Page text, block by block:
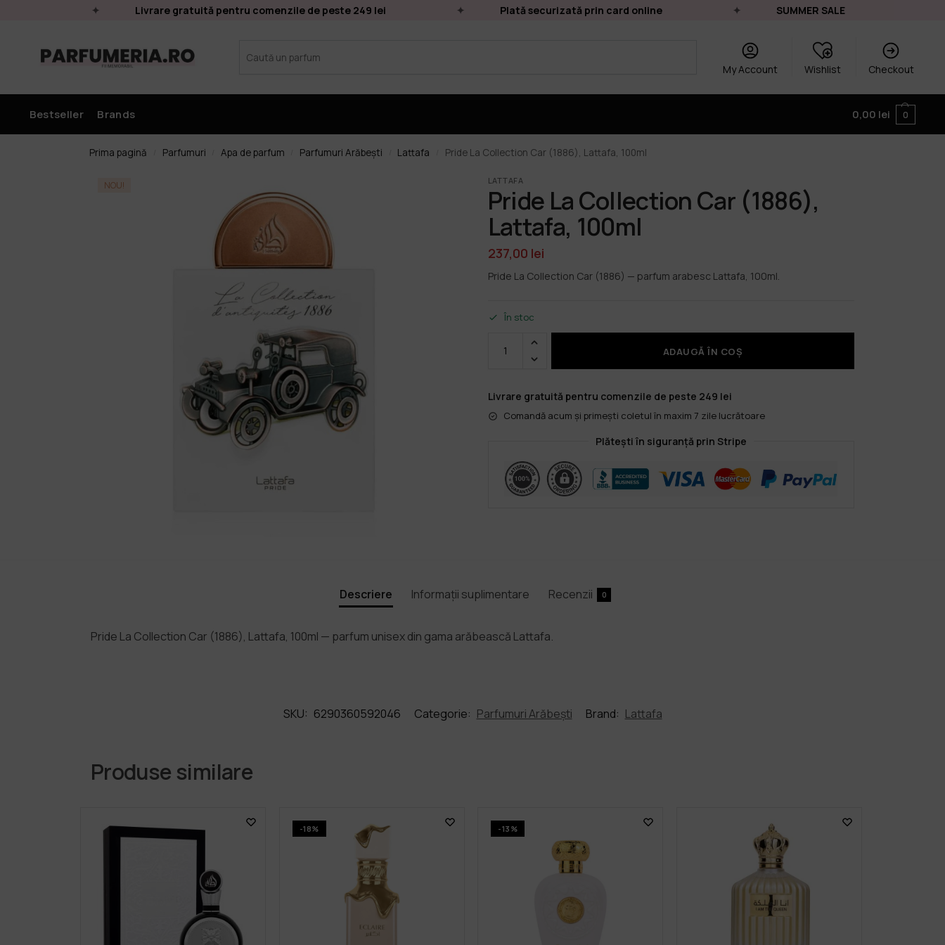
Livrare gratuită pentru comenzile de peste 249 lei Plată securizată prin card online SUMMER SALE
My Account Wishlist Checkout
Bestseller Brands 0,00 lei 0
Prima pagină Parfumuri Apa de parfum Parfumuri Arăbești Lattafa Pride La Collection Car (1886), Lattafa, 100ml
NOU! LATTAFA
Pride La Collection Car (1886),
Lattafa, 100ml
237,00 lei
Pride La Collection Car (1886) — parfum arabesc Lattafa, 100ml.
În stoc
ADAUGĂ ÎN COȘ
Livrare gratuită pentru comenzile de peste 249 lei
Comandă acum și primești coletul în maxim 7 zile lucrătoare
Plătești în siguranță prin Stripe
Descriere Informații suplimentare Recenzii 0
Pride La Collection Car (1886), Lattafa, 100ml — parfum unisex din gama arăbească Lattafa.
SKU: 6290360592046 Categorie: Parfumuri Arăbești Brand: Lattafa
Produse similare
-18% -13%